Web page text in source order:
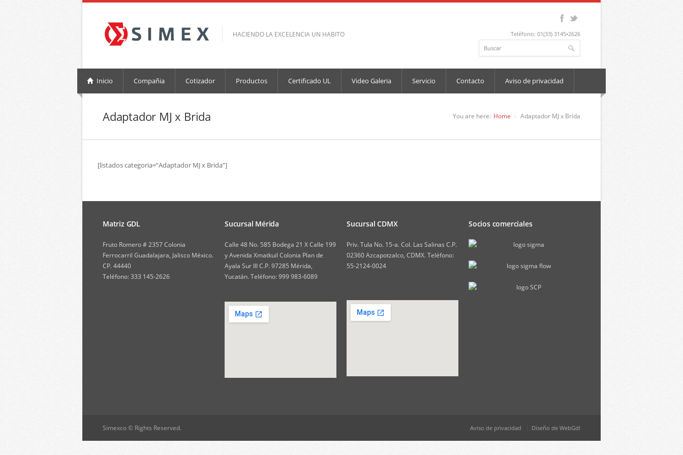
HACIENDO LA EXCELENCIA UN HABITO Teléfono: 01(33) 3145•2626
Inicio Compañia Cotizador Productos Certificado UL Video Galeria Servicio Contacto Aviso de privacidad
Adaptador MJ x Brida You are here: Home Adaptador MJ x Brida
[listados categoria=”Adaptador MJ x Brida”]
Matriz GDL
Fruto Romero # 2357 Colonia
Ferrocarril Guadalajara, Jalisco México.
CP. 44440
Teléfono: 333 145-2626
Sucursal Mérida
Calle 48 No. 585 Bodega 21 X Calle 199
y Avenida Xmatkuil Colonia Plan de
Ayala Sur III C.P. 97285 Mérida,
Yucatán. Teléfono: 999 983-6089
Sucursal CDMX
Priv. Tula No. 15-a. Col. Las Salinas C.P.
02360 Azcapotzalco, CDMX. Teléfono:
55-2124-0024
Socios comerciales
Simexco © Rights Reserved. Aviso de privacidad Diseño de WebGdl